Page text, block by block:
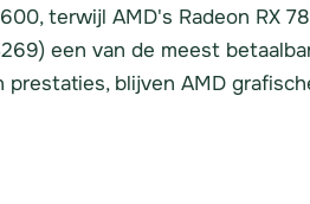
terwijl AMD's Radeon RX
een van de meest
blijven AMD